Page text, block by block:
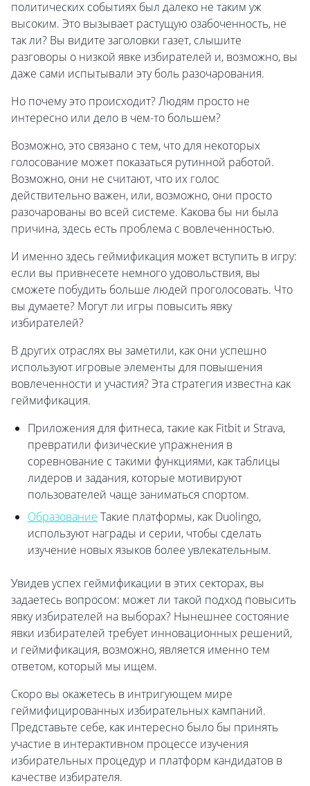
политических событиях был далеко не таким уж
высоким. Это вызывает растущую озабоченность, не
так ли? Вы видите заголовки газет, слышите
разговоры о низкой явке избирателей и, возможно, вы
даже сами испытывали эту боль разочарования.
Но почему это происходит? Людям просто не
интересно или дело в чем-то большем?
Возможно, это связано с тем, что для некоторых
голосование может показаться рутинной работой.
Возможно, они не считают, что их голос
действительно важен, или, возможно, они просто
разочарованы во всей системе. Какова бы ни была
причина, здесь есть проблема с вовлеченностью.
И именно здесь геймификация может вступить в игру:
если вы привнесете немного удовольствия, вы
сможете побудить больше людей проголосовать. Что
вы думаете? Могут ли игры повысить явку
избирателей?
В других отраслях вы заметили, как они успешно
используют игровые элементы для повышения
вовлеченности и участия? Эта стратегия известна как
геймификация.
Приложения для фитнеса, такие как Fitbit и Strava,
превратили физические упражнения в
соревнование с такими функциями, как таблицы
лидеров и задания, которые мотивируют
пользователей чаще заниматься спортом.
Образование Такие платформы, как Duolingo,
используют награды и серии, чтобы сделать
изучение новых языков более увлекательным.
Увидев успех геймификации в этих секторах, вы
задаетесь вопросом: может ли такой подход повысить
явку избирателей на выборах? Нынешнее состояние
явки избирателей требует инновационных решений,
и геймификация, возможно, является именно тем
ответом, который мы ищем.
Скоро вы окажетесь в интригующем мире
геймифицированных избирательных кампаний.
Представьте себе, как интересно было бы принять
участие в интерактивном процессе изучения
избирательных процедур и платформ кандидатов в
качестве избирателя.